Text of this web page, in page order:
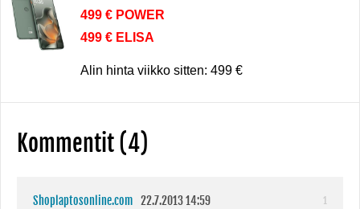
499 € POWER
499 € ELISA
Alin hinta viikko sitten: 499 €
Kommentit (4)
Shoplaptosonline.com 22.7.2013 14:59
1